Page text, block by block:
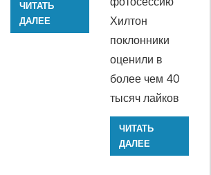
ЧИТАТЬ
ДАЛЕЕ
Хилтон
поклонники
оценили в
более чем 40
тысяч лайков
ЧИТАТЬ
ДАЛЕЕ